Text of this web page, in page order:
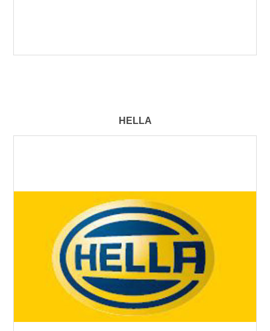
HELLA